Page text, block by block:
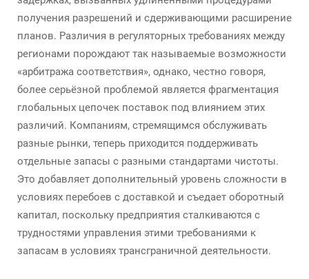
получения разрешений и сдерживающими расширение
планов. Различия в регуляторных требованиях между
регионами порождают так называемые возможности
«арбитража соответствия», однако, честно говоря,
более серьёзной проблемой является фрагментация
глобальных цепочек поставок под влиянием этих
различий. Компаниям, стремящимся обслуживать
разные рынки, теперь приходится поддерживать
отдельные запасы с разными стандартами чистоты.
Это добавляет дополнительный уровень сложности в
условиях перебоев с доставкой и съедает оборотный
капитал, поскольку предприятия сталкиваются с
трудностями управления этими требованиями к
запасам в условиях трансграничной деятельности.